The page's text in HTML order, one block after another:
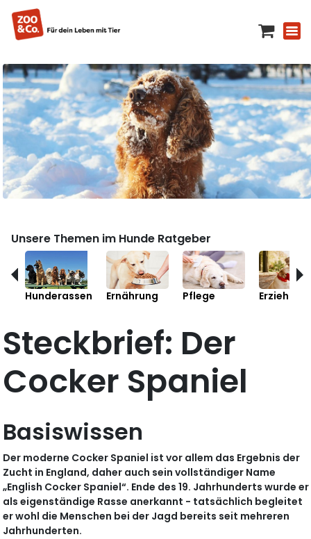
Unsere Themen im Hunde Ratgeber
Hunderassen Ernährung Pflege Erziehung
Steckbrief: Der
Cocker Spaniel
Basiswissen
Der moderne Cocker Spaniel ist vor allem das Ergebnis der
Zucht in England, daher auch sein vollständiger Name
„English Cocker Spaniel“. Ende des 19. Jahrhunderts wurde er
als eigenständige Rasse anerkannt - tatsächlich begleitet
er wohl die Menschen bei der Jagd bereits seit mehreren
Jahrhunderten.